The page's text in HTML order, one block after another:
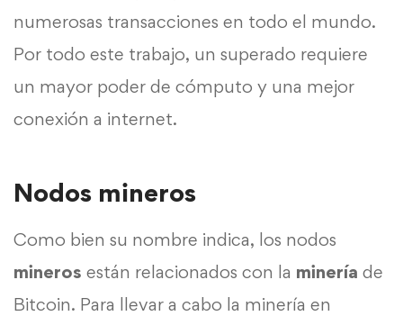
numerosas transacciones en todo el mundo.
Por todo este trabajo, un superado requiere
un mayor poder de cómputo y una mejor
conexión a internet.
Nodos mineros
Como bien su nombre indica, los nodos
mineros están relacionados con la minería de
Bitcoin. Para llevar a cabo la minería en